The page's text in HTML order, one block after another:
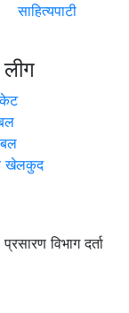
साहित्यपाटी
लीग
खेलकुद
विभाग दर्ता